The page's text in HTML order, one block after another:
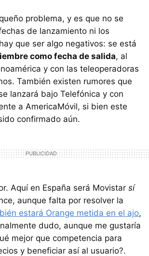
problema, y es que no se
de lanzamiento ni los
que ser algo negativos: se está
como fecha de salida, al
y con las teleoperadoras
También existen rumores que
lanzará bajo Telefónica y con
a AmericaMóvil, si bien este
confirmado aún.
Aquí en España será Movistar sí
aunque falta por resolver la
estará Orange metida en el ajo,
dudo, aunque me gustaría
mejor que competencia para
y beneficiar así al usuario?.